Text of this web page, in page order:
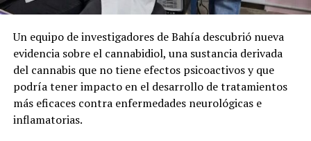
Un equipo de investigadores de Bahía descubrió nueva
evidencia sobre el cannabidiol, una sustancia derivada
del cannabis que no tiene efectos psicoactivos y que
podría tener impacto en el desarrollo de tratamientos
más eficaces contra enfermedades neurológicas e
inflamatorias.